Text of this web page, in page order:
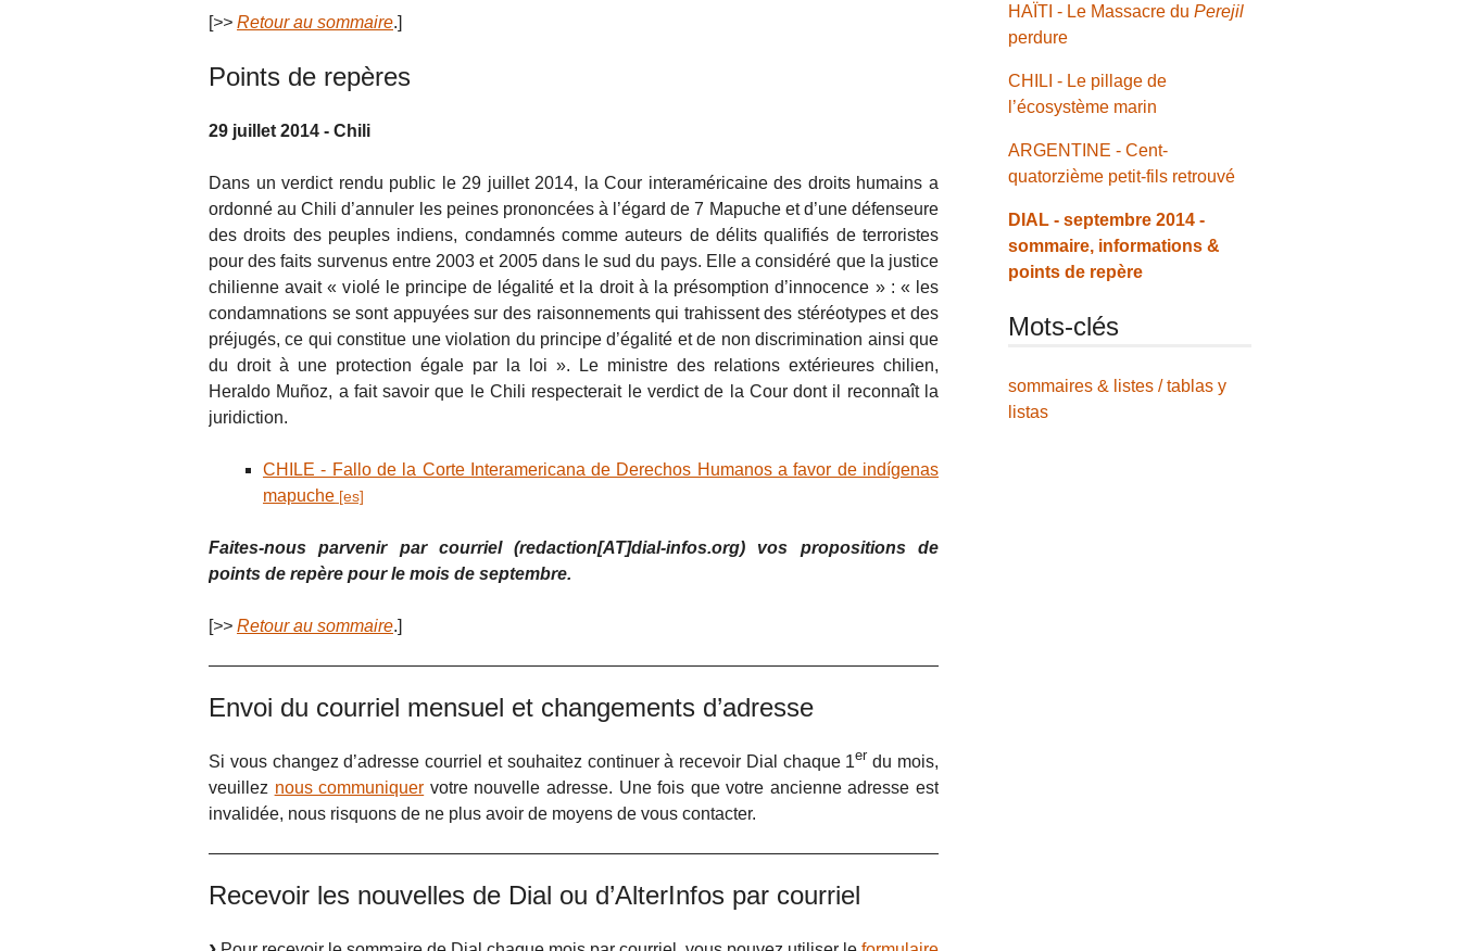
[>> Retour au sommaire.]
Points de repères
29 juillet 2014 - Chili
Dans un verdict rendu public le 29 juillet 2014, la Cour interaméricaine des droits humains a
ordonné au Chili d’annuler les peines prononcées à l’égard de 7 Mapuche et d’une défenseure
des droits des peuples indiens, condamnés comme auteurs de délits qualifiés de terroristes
pour des faits survenus entre 2003 et 2005 dans le sud du pays. Elle a considéré que la justice
chilienne avait « violé le principe de légalité et la droit à la présomption d’innocence » : « les
condamnations se sont appuyées sur des raisonnements qui trahissent des stéréotypes et des
préjugés, ce qui constitue une violation du principe d’égalité et de non discrimination ainsi que
du droit à une protection égale par la loi ». Le ministre des relations extérieures chilien,
Heraldo Muñoz, a fait savoir que le Chili respecterait le verdict de la Cour dont il reconnaît la
juridiction.
CHILE - Fallo de la Corte Interamericana de Derechos Humanos a favor de indígenas
mapuche
Faites-nous parvenir par courriel (redaction[AT]dial-infos.org) vos propositions de
points de repère pour le mois de septembre.
[>> Retour au sommaire.]
Envoi du courriel mensuel et changements d’adresse
Si vous changez d’adresse courriel et souhaitez continuer à recevoir Dial chaque 1er du mois,
veuillez nous communiquer votre nouvelle adresse. Une fois que votre ancienne adresse est
invalidée, nous risquons de ne plus avoir de moyens de vous contacter.
Recevoir les nouvelles de Dial ou d’AlterInfos par courriel
HAÏTI - Le Massacre duPerejil
perdure
CHILI - Le pillage de
l’écosystème marin
ARGENTINE - Cent-
quatorzième petit-fils retrouvé
DIAL - septembre 2014 -
sommaire, informations &
points de repère
Mots-clés
sommaires & listes / tablas y
listas